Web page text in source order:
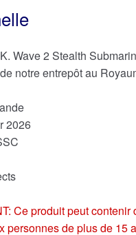
Wave 2 Stealth
notre entrepôt au
2026
Ce produit peut
personnes de plus de 15